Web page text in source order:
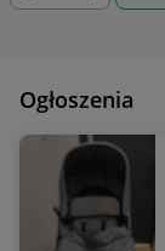
Ogłoszenia